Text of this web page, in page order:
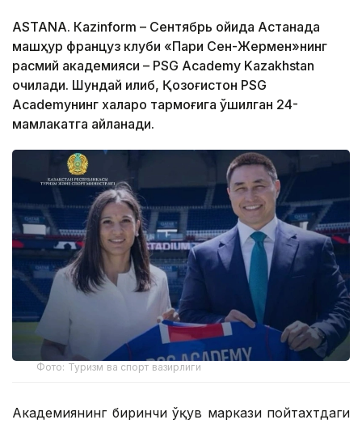
ASTANА. Кazinform – Сентябрь ойида Астанада
машҳур француз клуби «Пари Сен-Жермен»нинг
расмий академияси – PSG Academy Kazakhstan
очилади. Шундай қилиб, Қозоғистон PSG
Academyнинг халқаро тармоғига қўшилган 24-
мамлакатга айланади.
Фото: Туризм ва спорт вазирлиги
Академиянинг биринчи ўқув маркази пойтахтдаги